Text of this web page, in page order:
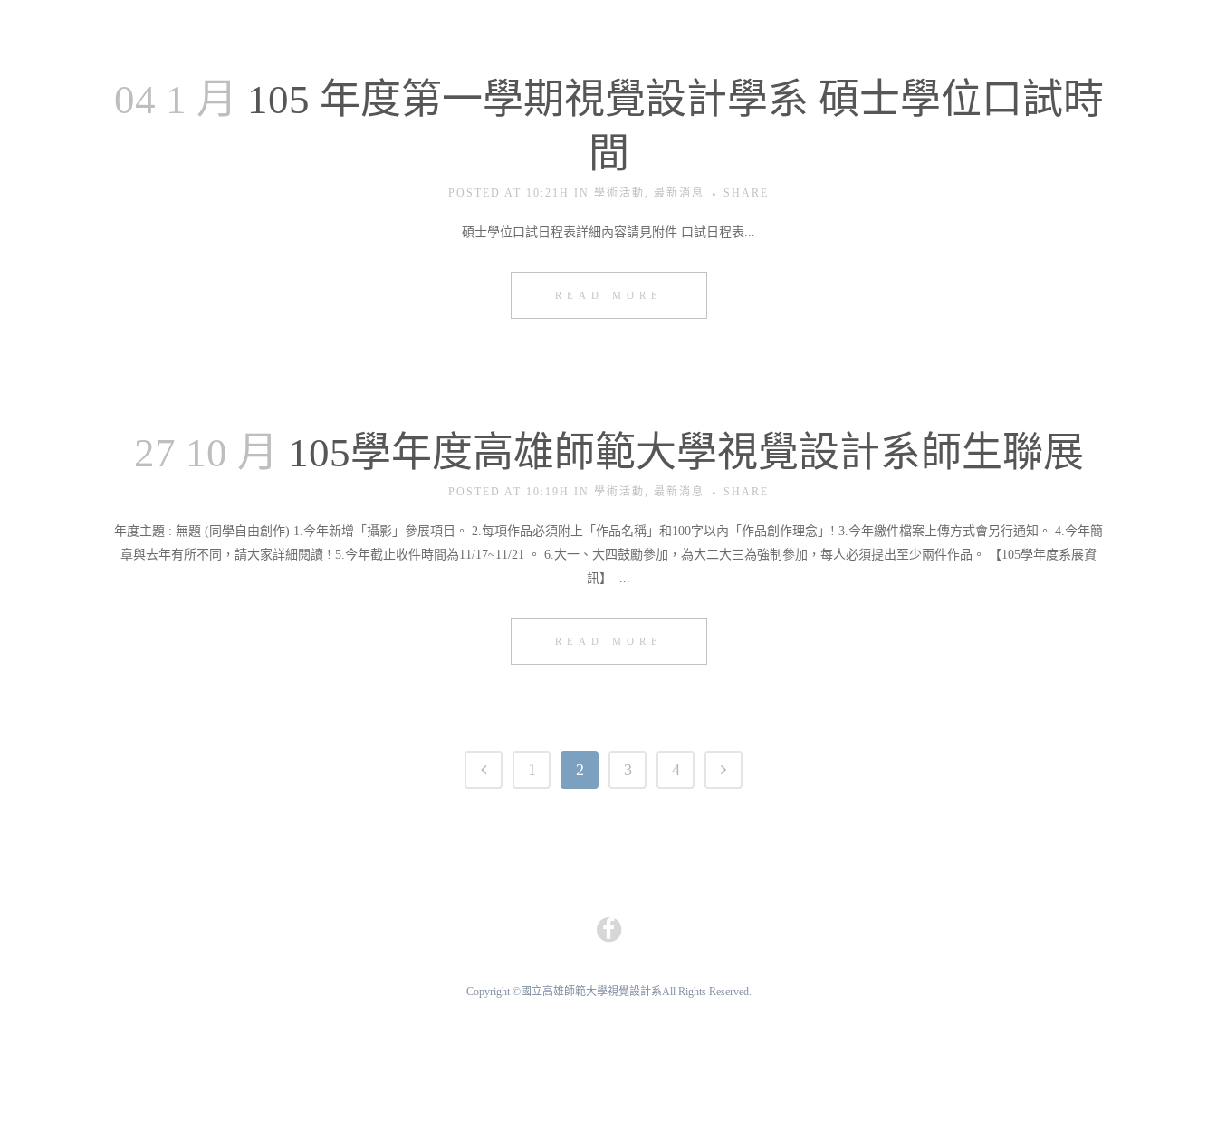
04 1 月 105 年度第一學期視覺設計學系 碩士學位口試時
間
POSTED AT 10:21H IN 學術活動 , 最新消息 SHARE
碩士學位口試日程表詳細內容請見附件 口試日程表...
READ MORE
27 10 月 105學年度高雄師範大學視覺設計系師生聯展
POSTED AT 10:19H IN 學術活動 , 最新消息 SHARE
年度主題 : 無題 (同學自由創作) 1.今年新增「攝影」參展項目。 2.每項作品必須附上「作品名稱」和100字以內「作品創作理念」! 3.今年繳件檔案上傳方式會另行通知。 4.今年簡
章與去年有所不同，請大家詳細閱讀 ! 5.今年截止收件時間為11/17~11/21 。 6.大一、大四鼓勵參加，為大二大三為強制參加，每人必須提出至少兩件作品。 【105學年度系展資
訊】 ...
READ MORE
1 2 3 4
Copyright ©國立高雄師範大學視覺設計系All Rights Reserved.